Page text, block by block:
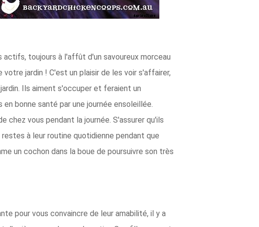
toujours à l'affût d'un savoureux morceau
jardin ! C'est un plaisir de les voir s'affairer,
Ils aiment s'occuper et feraient un
bonne santé par une journée ensoleillée.
chez vous pendant la journée. S'assurer qu'ils
à leur routine quotidienne pendant que
un cochon dans la boue de poursuivre son très
pour vous convaincre de leur amabilité, il y a